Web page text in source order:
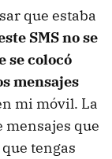
que estaba
SMS no se
se colocó
mensajes
mi móvil. La
que
tengas